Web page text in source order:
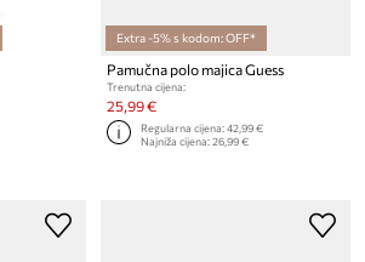
Extra -5% s kodom: OFF*
Pamučna polo majica Guess
Trenutna cijena:
25,99 €
Regularna cijena:42,99 €
Najniža cijena:26,99 €